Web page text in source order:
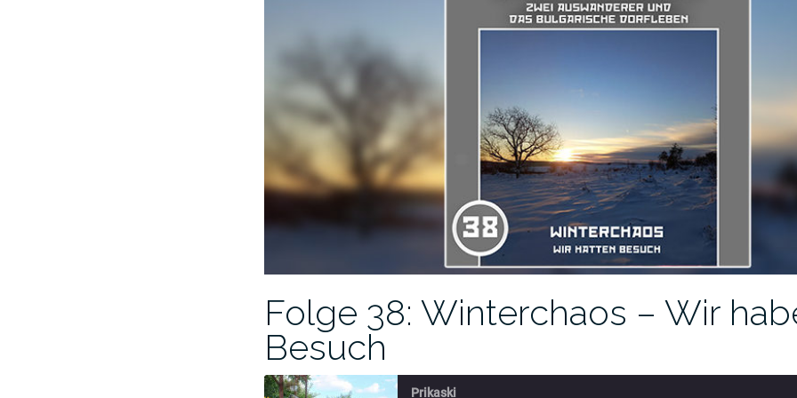
Folge 38: Winterchaos – Wir
Besuch
Prikaski